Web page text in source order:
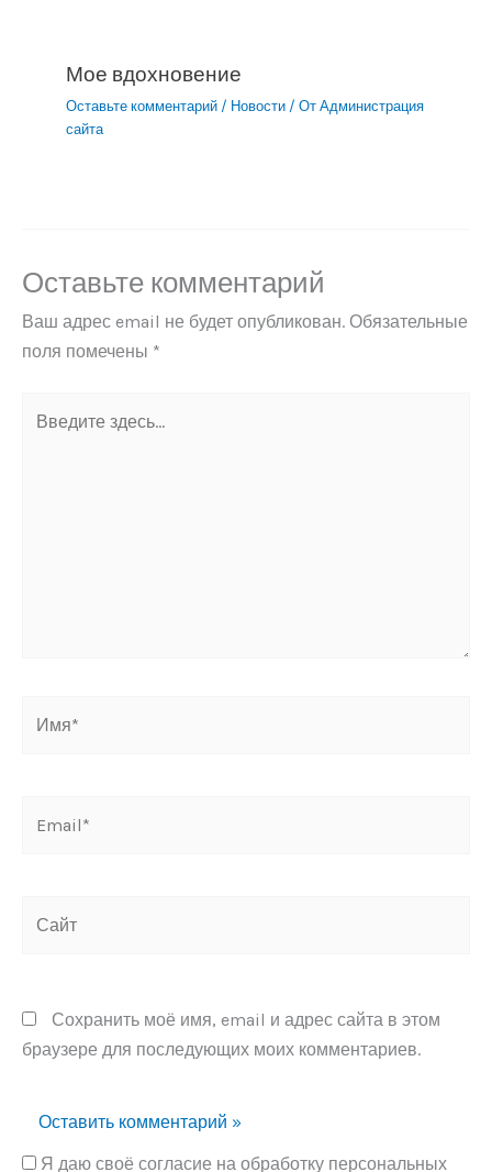
Мое вдохновение
Оставьте комментарий / Новости / От Администрация
сайта
Оставьте комментарий
Ваш адрес email не будет опубликован. Обязательные
поля помечены *
здесь...
Сохранить моё имя, email и адрес сайта в этом
браузере для последующих моих комментариев.
Я даю своё согласие на обработку персональных